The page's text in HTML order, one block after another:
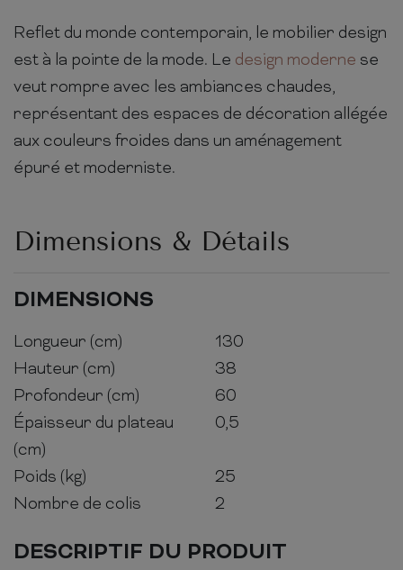
Reflet du monde contemporain, le mobilier design
est à la pointe de la mode. Le design moderne se
veut rompre avec les ambiances chaudes,
représentant des espaces de décoration allégée
aux couleurs froides dans un aménagement
épuré et moderniste.
Dimensions & Détails
DIMENSIONS
Longueur (cm)
130
Hauteur (cm)
38
Profondeur (cm)
60
Épaisseur du plateau
(cm)
0,5
Poids (kg)
25
Nombre de colis
2
DESCRIPTIF DU PRODUIT